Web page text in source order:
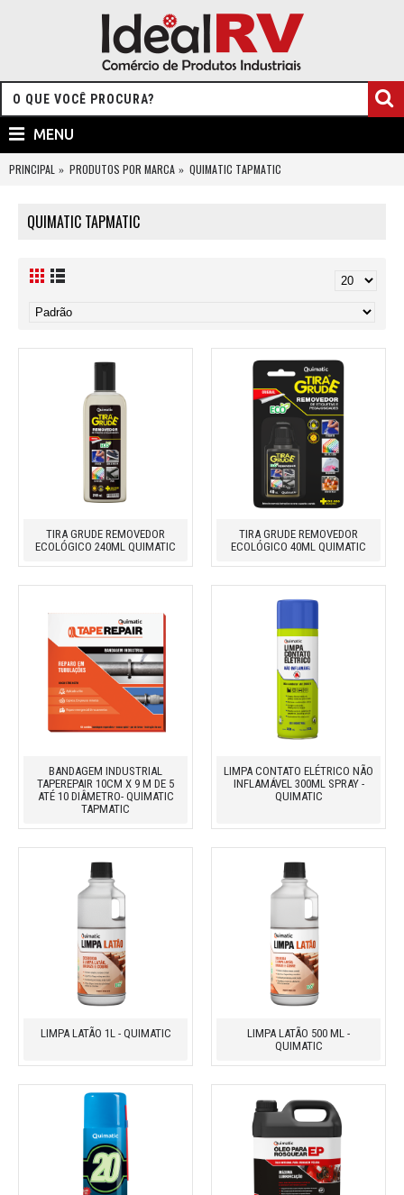
MENU
PRINCIPAL PRODUTOS POR MARCA QUIMATIC TAPMATIC
QUIMATIC TAPMATIC
TIRA GRUDE REMOVEDOR
ECOLÓGICO 240ML QUIMATIC
TIRA GRUDE REMOVEDOR
ECOLÓGICO 40ML QUIMATIC
BANDAGEM INDUSTRIAL
TAPEREPAIR 10CM X 9 M DE 5
ATÉ 10 DIÂMETRO- QUIMATIC
TAPMATIC
LIMPA CONTATO ELÉTRICO NÃO
INFLAMÁVEL 300ML SPRAY -
QUIMATIC
LIMPA LATÃO 1L - QUIMATIC
LIMPA LATÃO 500 ML -
QUIMATIC